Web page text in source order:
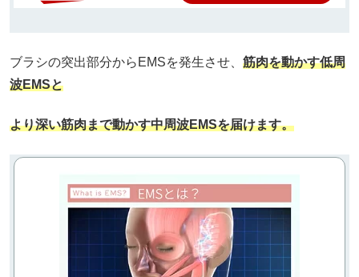
ブラシの突出部分からEMSを発生させ、 筋肉を動かす低周
波EMSと
より深い筋肉まで動かす中周波EMSを届けます。